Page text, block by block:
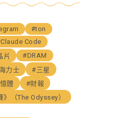
#ton
Code
片
#DRAM
力士
#三星
體
#財報
》（The Odyssey）